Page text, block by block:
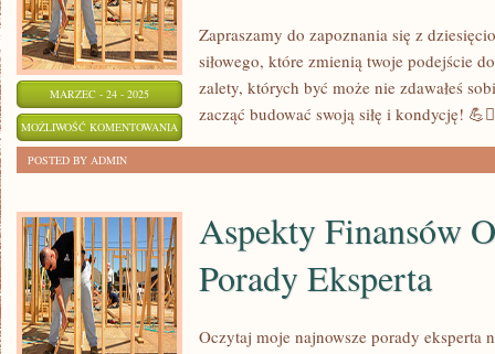
MARZEC - 24 - 2025
MOŻLIWOŚĆ KOMENTOWANIA
SIŁOWEGO,
MUSISZ
ZOSTAŁA WYŁĄCZONA
Zapraszamy do zapoznania się z
siłowego, które zmienią twoje podejście
zalety, których być może nie zdawałeś
zacząć budować swoją siłę i kondycję!
POSTED BY ADMIN
Aspekty Finansów
Porady Eksperta
Oczytaj moje najnowsze porady eksperta